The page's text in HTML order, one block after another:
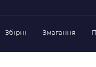
Збірні Змагання